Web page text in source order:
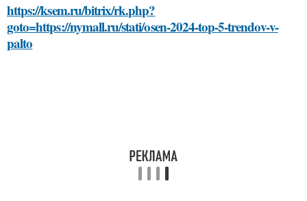
https://ksem.ru/bitrix/rk.php?
goto=https://nymall.ru/stati/osen-2024-top-5-trendov-v-
palto